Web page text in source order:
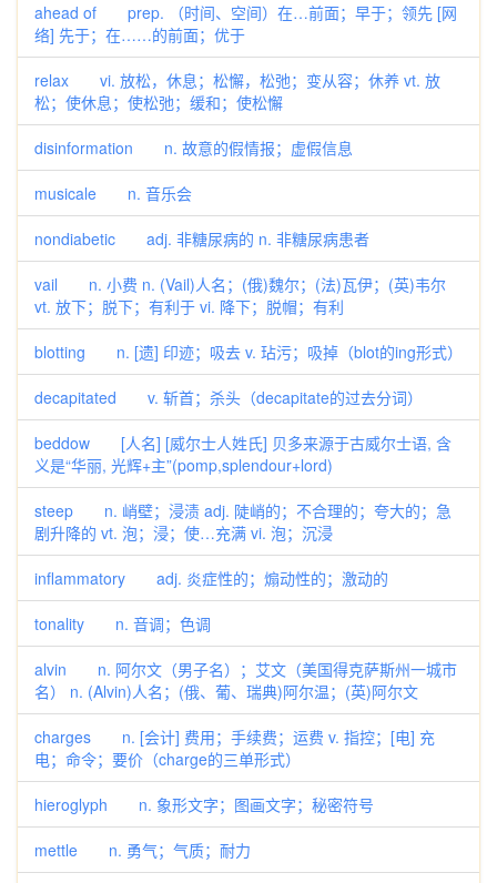
ahead of prep. （时间、空间）在…前面；早于；领先 [网
络] 先于；在……的前面；优于
relax vi. 放松，休息；松懈，松弛；变从容；休养 vt. 放
松；使休息；使松弛；缓和；使松懈
disinformation n. 故意的假情报；虚假信息
musicale n. 音乐会
nondiabetic adj. 非糖尿病的 n. 非糖尿病患者
vail n. 小费 n. (Vail)人名；(俄)魏尔；(法)瓦伊；(英)韦尔
vt. 放下；脱下；有利于 vi. 降下；脱帽；有利
blotting n. [遗] 印迹；吸去 v. 玷污；吸掉（blot的ing形式）
decapitated v. 斩首；杀头（decapitate的过去分词）
beddow [人名] [威尔士人姓氏] 贝多来源于古威尔士语, 含
义是“华丽, 光辉+主”(pomp,splendour+lord)
steep n. 峭壁；浸渍 adj. 陡峭的；不合理的；夸大的；急
剧升降的 vt. 泡；浸；使…充满 vi. 泡；沉浸
inflammatory adj. 炎症性的；煽动性的；激动的
tonality n. 音调；色调
alvin n. 阿尔文（男子名）；艾文（美国得克萨斯州一城市
名） n. (Alvin)人名；(俄、葡、瑞典)阿尔温；(英)阿尔文
charges n. [会计] 费用；手续费；运费 v. 指控；[电] 充
电；命令；要价（charge的三单形式）
hieroglyph n. 象形文字；图画文字；秘密符号
mettle n. 勇气；气质；耐力